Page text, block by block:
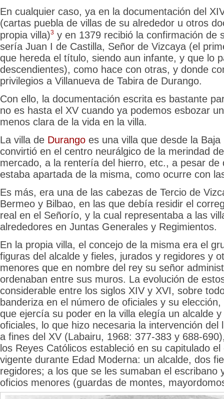
En cualquier caso, ya en la documentación del
(cartas puebla de villas de su alrededor u otros
propia villa)3 y en 1379 recibió la confirmación de
sería Juan I de Castilla, Señor de Vizcaya (el
que hereda el título, siendo aun infante, y que lo
descendientes), como hace con otras, y donde
privilegios a Villanueva de Tabira de Durango.
Con ello, la documentación escrita es bastante
no es hasta el XV cuando ya podemos esbozar
menos clara de la vida en la villa.
La villa de Durango es una villa que desde la
convirtió en el centro neurálgico de la merindad
mercado, a la rentería del hierro, etc., a pesar de
estaba apartada de la misma, como ocurre con
Es más, era una de las cabezas de Tercio de
Bermeo y Bilbao, en las que debía residir el
real en el Señorío, y la cual representaba a las
alrededores en Juntas Generales y Regimientos.
En la propia villa, el concejo de la misma era el
figuras del alcalde y fieles, jurados y regidores y
menores que en nombre del rey su señor
ordenaban entre sus muros. La evolución de
considerable entre los siglos XIV y XVI, sobre
banderiza en el número de oficiales y su
que ejercía su poder en la villa elegía un alcalde
oficiales, lo que hizo necesaria la intervención del
a fines del XV (Labairu, 1968: 377-383 y 688-
los Reyes Católicos estableció en su capitulado
vigente durante Edad Moderna: un alcalde, dos
regidores; a los que se les sumaban el escribano
oficios menores (guardas de montes,